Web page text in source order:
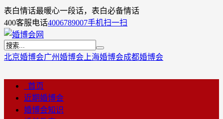
表白情话最暖心一段话，表白必备情话
400客服电话4006789007手机扫一扫
北京婚博会广州婚博会 上海婚博会成都婚博会
首页
近期婚博会
婚博会知识